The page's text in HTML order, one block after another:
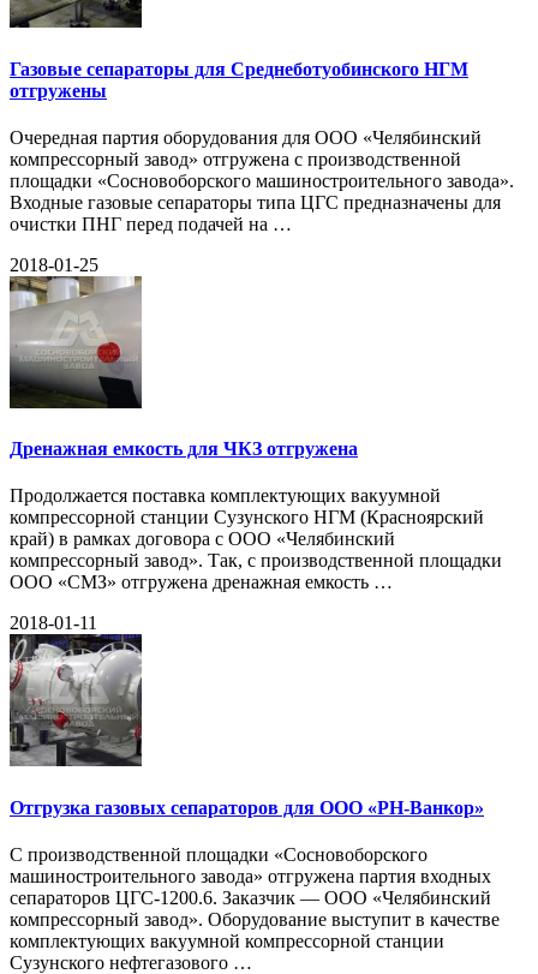
Газовые сепараторы для Среднеботуобинского НГМ
отгружены
Очередная партия оборудования для ООО «Челябинский
компрессорный завод» отгружена с производственной
площадки «Сосновоборского машиностроительного завода».
Входные газовые сепараторы типа ЦГС предназначены для
очистки ПНГ перед подачей на …
2018-01-25
Дренажная емкость для ЧКЗ отгружена
Продолжается поставка комплектующих вакуумной
компрессорной станции Сузунского НГМ (Красноярский
край) в рамках договора с ООО «Челябинский
компрессорный завод». Так, с производственной площадки
ООО «СМЗ» отгружена дренажная емкость …
2018-01-11
Отгрузка газовых сепараторов для ООО «РН-Ванкор»
С производственной площадки «Сосновоборского
машиностроительного завода» отгружена партия входных
сепараторов ЦГС-1200.6. Заказчик — ООО «Челябинский
компрессорный завод». Оборудование выступит в качестве
комплектующих вакуумной компрессорной станции
Сузунского нефтегазового …